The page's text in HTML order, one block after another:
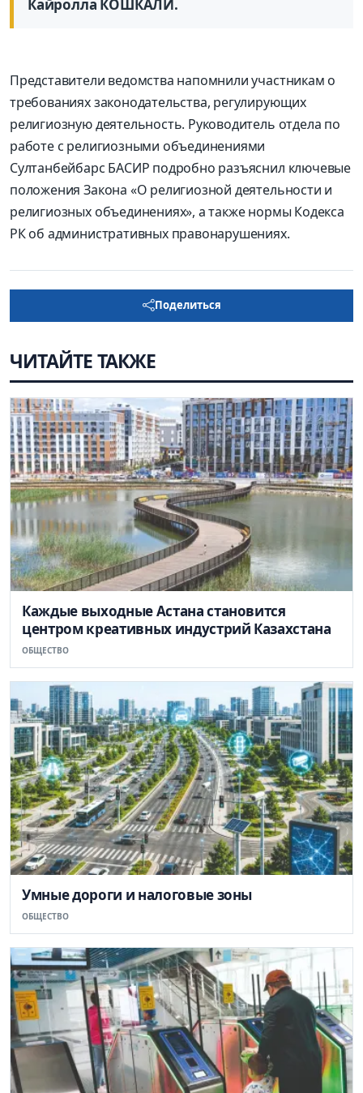
Кайролла КОШКАЛИ.
Представители ведомства напомнили участникам о
требованиях законодательства, регулирующих
религиозную деятельность. Руководитель отдела по
работе с религиозными объединениями
Султанбейбарс БАСИР подробно разъяснил ключевые
положения Закона «О религиозной деятельности и
религиозных объединениях», а также нормы Кодекса
РК об административных правонарушениях.
Поделиться
ЧИТАЙТЕ ТАКЖЕ
Каждые выходные Астана становится
центром креативных индустрий Казахстана
ОБЩЕСТВО
Умные дороги и налоговые зоны
ОБЩЕСТВО